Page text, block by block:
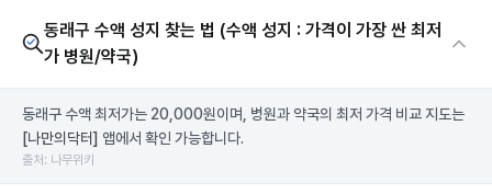
동래구 수액 성지 찾는 법 (수액 성지 : 가격이 가장 싼 최저
가 병원/약국)
동래구 수액 최저가는 20,000원이며, 병원과 약국의 최저 가격 비교 지도는
[나만의닥터] 앱에서 확인 가능합니다.
출처: 나무위키